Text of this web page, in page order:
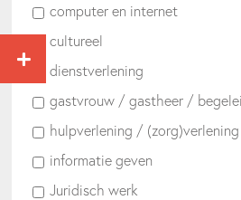
computer en internet
cultureel
dienstverlening
gastvrouw / gastheer /
hulpverlening / (zorg)verlening
informatie geven
Juridisch werk